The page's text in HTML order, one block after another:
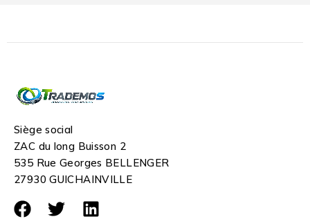
Siège social
ZAC du long Buisson 2
535 Rue Georges BELLENGER
27930 GUICHAINVILLE